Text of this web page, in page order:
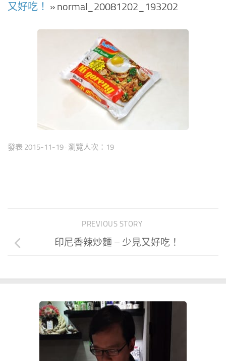
又好吃！ » normal_20081202_193202
發表 2015-11-19 · 瀏覽人次：19
PREVIOUS STORY
印尼香辣炒麵 – 少見又好吃！